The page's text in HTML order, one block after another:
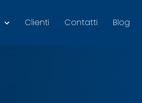
Clienti Contatti Blog